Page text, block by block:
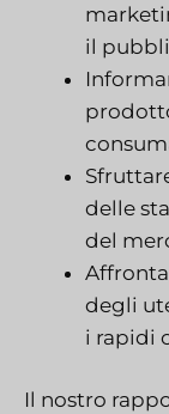
il
delle
del
degli
i rapidi
Il nostro